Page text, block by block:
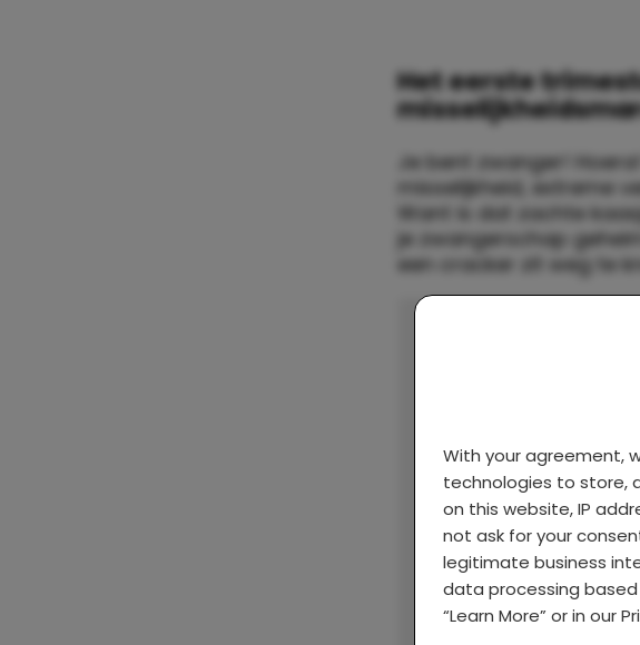
With your agreement,
technologies to store,
on this website, IP
not ask for your
legitimate business
data processing
“Learn More” or in our
Het eerste
Je bent zwanger!
misselijkheid, extreme
Want is dat zachte
je zwangerschap
een cracker zit weg te